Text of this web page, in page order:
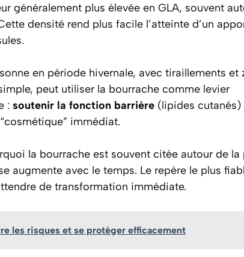
généralement plus élevée en GLA, souvent
densité rend plus facile l’atteinte d’un
en période hivernale, avec tiraillements et
peut utiliser la bourrache comme levier
: soutenir la fonction barrière (lipides cutanés)
immédiat.
la bourrache est souvent citée autour de la
augmente avec le temps. Le repère le plus
de transformation immédiate.
les risques et se protéger efficacement